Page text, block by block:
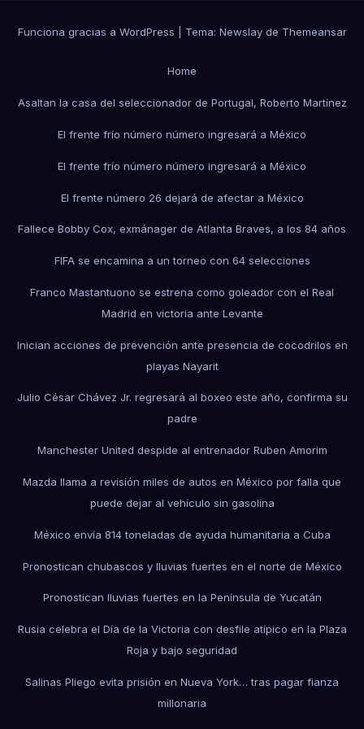
Funciona gracias a WordPress Tema: Newslayde Themeansar
Home
Asaltan la casa del seleccionador de Portugal, Roberto Martínez
El frente frío número número ingresará a México
El frente frío número número ingresará a México
El frente número 26 dejará de afectar a México
Fallece Bobby Cox, exmánager de Atlanta Braves, a los 84 años
FIFA se encamina a un torneo con 64 selecciones
Franco Mastantuono se estrena como goleador con el Real
Madrid en victoria ante Levante
Inician acciones de prevención ante presencia de cocodrilos en
playas Nayarit
Julio César Chávez Jr. regresará al boxeo este año, confirma su
padre
Manchester United despide al entrenador Ruben Amorim
Mazda llama a revisión miles de autos en México por falla que
puede dejar al vehículo sin gasolina
México envía 814 toneladas de ayuda humanitaria a Cuba
Pronostican chubascos y lluvias fuertes en el norte de México
Pronostican lluvias fuertes en la Península de Yucatán
Rusia celebra el Día de la Victoria con desfile atípico en la Plaza
Roja y bajo seguridad
Salinas Pliego evita prisión en Nueva York… tras pagar fianza
millonaria